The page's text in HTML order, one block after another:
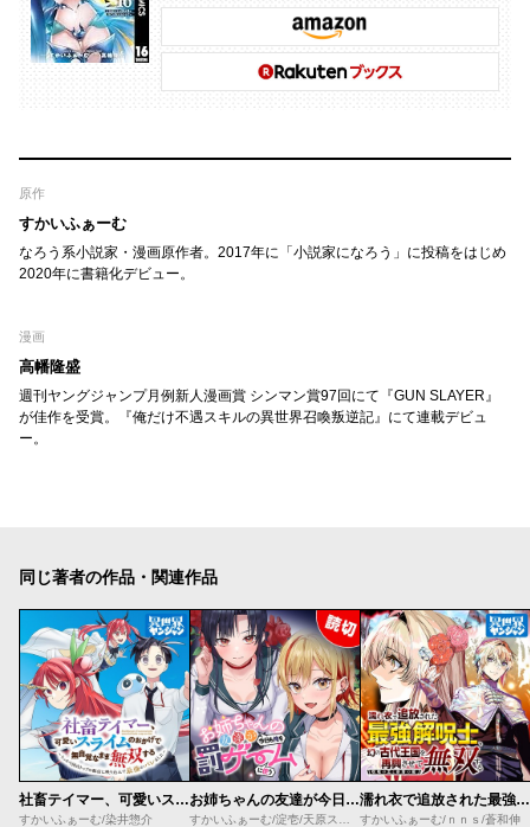
原作
すかいふぁーむ
なろう系小説家・漫画原作者。2017年に「小説家になろう」に投稿をはじめ
2020年に書籍化デビュー。
漫画
高幡隆盛
週刊ヤングジャンプ月例新人漫画賞 シンマン賞97回にて『GUN SLAYER』
が佳作を受賞。『俺だけ不遇スキルの異世界召喚叛逆記』にて連載デビュ
ー。
同じ著者の作品・関連作品
社畜テイマー、可愛いスライムのおかげで無自覚なまま無双する～うっかり国内トップの配信に映り込んで最強がバレました～
すかいふぁーむ/染井惣介
お姉ちゃんの友達が今日も俺を罰ゲームに使う 濡れ衣で追放された最強解呪士、幻の古代王国を再興させて無双する〜呪破の王と奈落の姫〜
すかいふぁーむ/ｎｎｓ/蒼和伸